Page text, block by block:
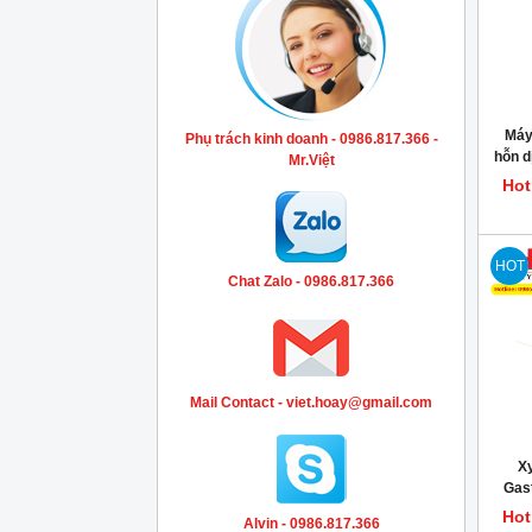
Phụ trách kinh doanh - 0986.817.366 -
Mr.Việt
Chat Zalo - 0986.817.366
Mail Contact - viet.hoay@gmail.com
Alvin - 0986.817.366
hỗn
HOT